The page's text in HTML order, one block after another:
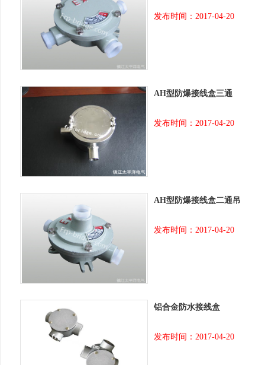
发布时间：2017-04-20
AH型防爆接线盒三通
发布时间：2017-04-20
AH型防爆接线盒二通吊
发布时间：2017-04-20
铝合金防水接线盒
发布时间：2017-04-20